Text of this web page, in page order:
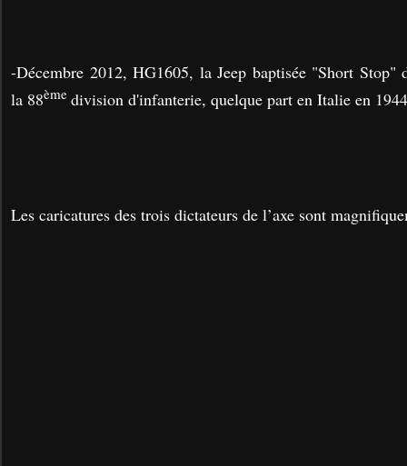
-Décembre 2012, HG1605, la Jeep baptisée "Short Stop"
la 88ème division d'infanterie, quelque part en Italie en
Les caricatures des trois dictateurs de l’axe sont